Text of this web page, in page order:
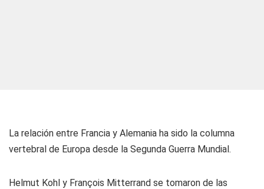
La relación entre Francia y Alemania ha sido la columna
vertebral de Europa desde la Segunda Guerra Mundial.
Helmut Kohl y François Mitterrand se tomaron de las